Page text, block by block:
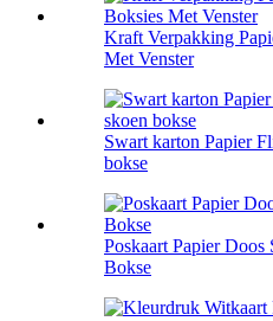
Kraft Verpakking
Met Venster
Swart karton Papier
bokse
Poskaart Papier
Bokse